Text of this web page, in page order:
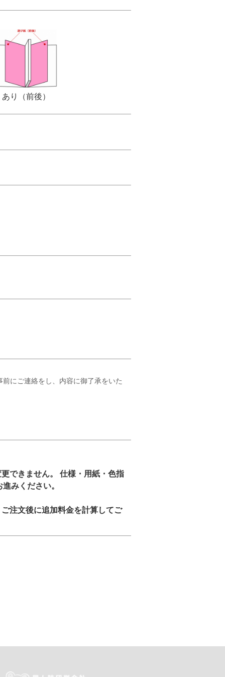
あり（前後）
にご連絡をし、内容に御了承をいた
できません。 仕様・用紙・色指
みください。
注文後に追加料金を計算してご